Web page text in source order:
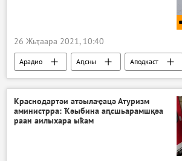
26 Жьҭаара 2021, 10:40
Арадио Аԥсны Аподкаст
Краснодартәи атәылаҿацә Атуризм
аминистрра: Ҟәыбина аԥсшьарамшқәа
раан аилыхара ыҟам